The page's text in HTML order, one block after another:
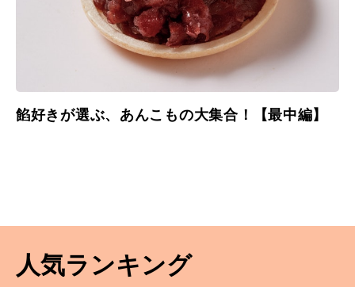
餡好きが選ぶ、あんこもの大集合！【最中編】
人気ランキング